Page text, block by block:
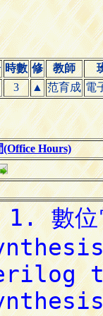
時數 修 教師
3 ▲ 范育成 電
Hours)